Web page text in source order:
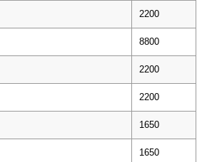
2200
8800
2200
2200
1650
1650